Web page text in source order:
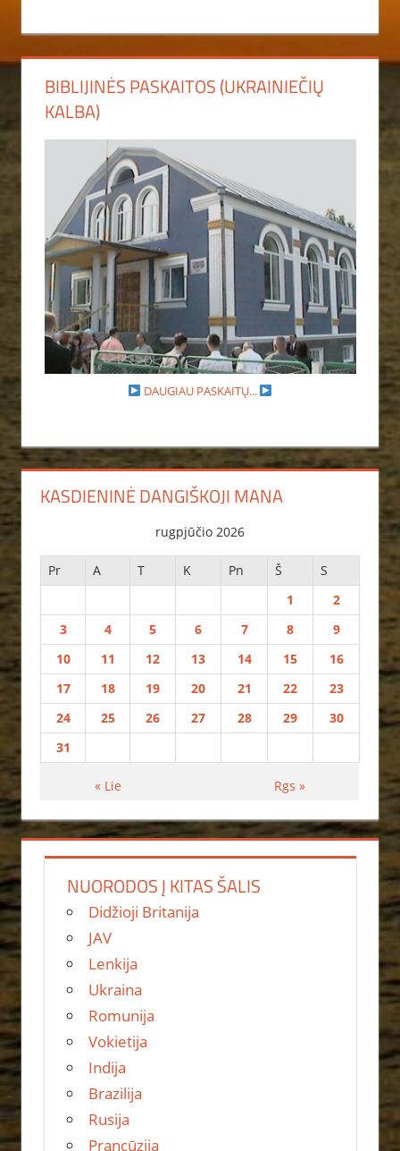
BIBLIJINĖS PASKAITOS (UKRAINIEČIŲ
KALBA)
DAUGIAU PASKAITŲ...
KASDIENINĖ DANGIŠKOJI MANA
rugpjūčio 2026
Pr A T K Pn Š
S
1
2
3
4 5 6 7 8
9
10
11 12 13 14 15
16
17
18 19 20 21 22
23
24
25 26 27 28 29
30
31
« Lie Rgs »
NUORODOS Į KITAS ŠALIS
Didžioji Britanija
JAV
Lenkija
Ukraina
Romunija
Vokietija
Indija
Brazilija
Rusija
Prancūzija